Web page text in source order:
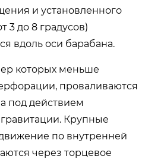
и установленного
3 до 8 градусов)
вдоль оси барабана.
которых меньше
проваливаются
под действием
Крупные
по внутренней
через торцевое